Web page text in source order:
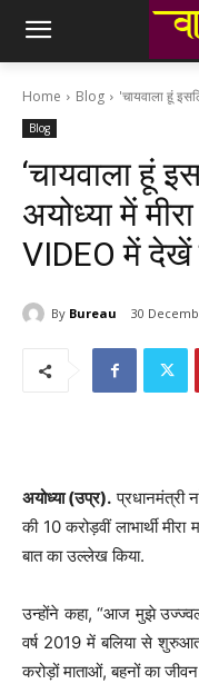
Home Blog 'चायवाला हूं
Blog
‘चायवाला हूं
अयोध्या में
VIDEO में देखें
By Bureau 30
अयोध्या (उप्र). प्रधानमंत्री
की 10 करोड़वीं लाभार्थी
बात का उल्लेख किया.
उन्होंने कहा, “आज मुझे
वर्ष 2019 में बलिया से शुरुआत
करोड़ों माताओं, बहनों का